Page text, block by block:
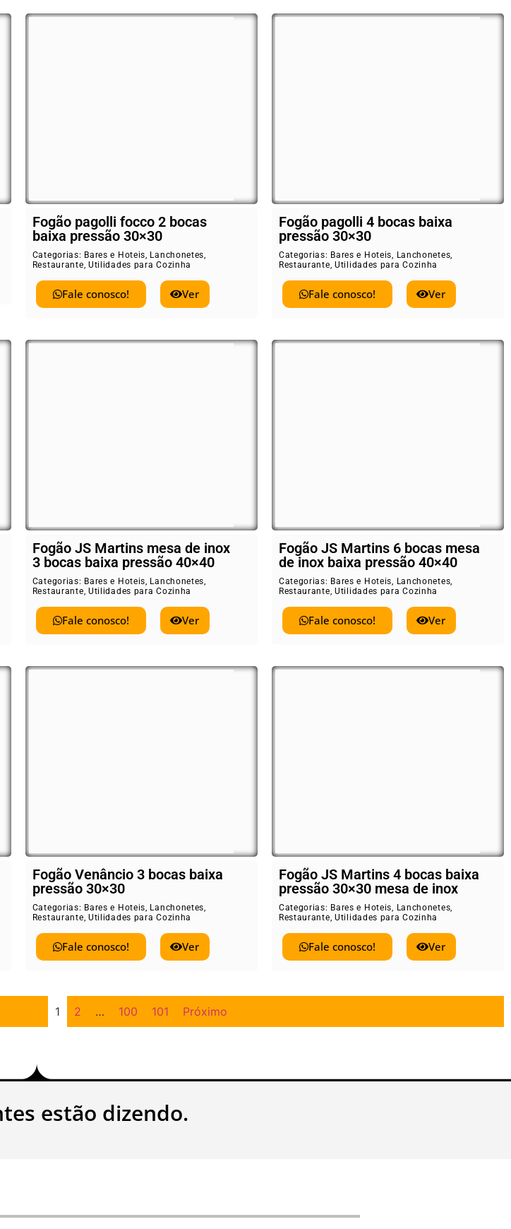
Fogão pagolli focco 2 bocas
baixa pressão 30×30
Categorias: Bares e Hoteis, Lanchonetes,
Restaurante, Utilidades para Cozinha
Fale conosco! Ver
Fogão pagolli 4 bocas baixa
pressão 30×30
Categorias: Bares e Hoteis, Lanchonetes,
Restaurante, Utilidades para Cozinha
Fale conosco! Ver
Fogão JS Martins mesa de inox
3 bocas baixa pressão 40×40
Categorias: Bares e Hoteis, Lanchonetes,
Restaurante, Utilidades para Cozinha
Fale conosco! Ver
Fogão JS Martins 6 bocas mesa
de inox baixa pressão 40×40
Categorias: Bares e Hoteis, Lanchonetes,
Restaurante, Utilidades para Cozinha
Fale conosco! Ver
Fogão Venâncio 3 bocas baixa
pressão 30×30
Categorias: Bares e Hoteis, Lanchonetes,
Restaurante, Utilidades para Cozinha
Fale conosco! Ver
Fogão JS Martins 4 bocas baixa
pressão 30×30 mesa de inox
Categorias: Bares e Hoteis, Lanchonetes,
Restaurante, Utilidades para Cozinha
Fale conosco! Ver
1 2 … 100 101 Próximo
estão dizendo.